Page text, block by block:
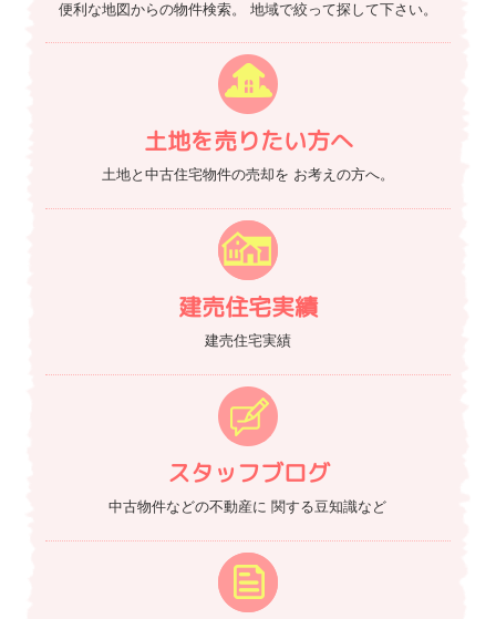
便利な地図からの物件検索。 地域で絞って探して下さい。
土地を売りたい方へ
土地と中古住宅物件の売却を お考えの方へ。
建売住宅実績
建売住宅実績
スタッフブログ
中古物件などの不動産に 関する豆知識など